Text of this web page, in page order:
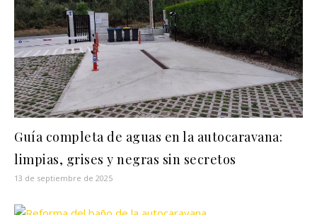
Guía completa de aguas en la autocaravana:
limpias, grises y negras sin secretos
13 de septiembre de 2025